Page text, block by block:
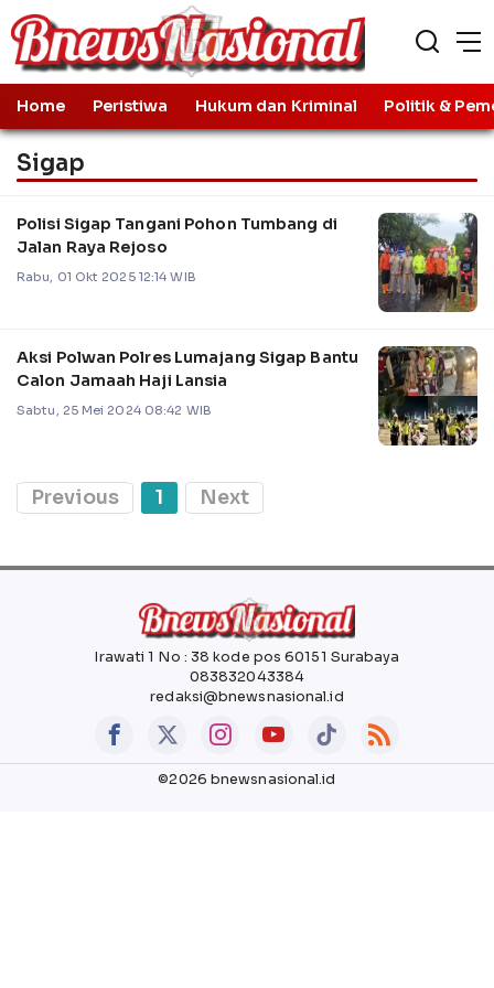
Home Peristiwa Hukum dan Kriminal Politik &
Sigap
Polisi Sigap Tangani Pohon Tumbang di
Jalan Raya Rejoso
Rabu, 01 Okt 2025 12:14 WIB
Aksi Polwan Polres Lumajang Sigap Bantu
Calon Jamaah Haji Lansia
Sabtu, 25 Mei 2024 08:42 WIB
Previous 1 Next
Irawati 1 No : 38 kode pos 60151 Surabaya
083832043384
redaksi@bnewsnasional.id
©2026 bnewsnasional.id